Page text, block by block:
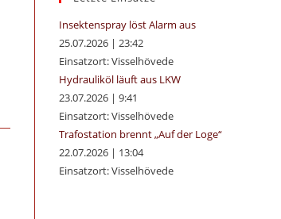
Insektenspray löst Alarm aus
25.07.2026| 23:42
Einsatzort: Visselhövede
Hydrauliköl läuft aus LKW
23.07.2026| 9:41
Einsatzort: Visselhövede
Trafostation brennt „Auf der Loge“
22.07.2026| 13:04
Einsatzort: Visselhövede